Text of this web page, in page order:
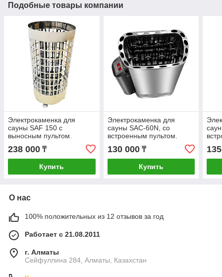
Подобные товары компании
Электрокаменка для
сауны SAF 150 c
выносным пультом.
238 000 ₸
Купить
Электрокаменка для
сауны SAC-60N, со
встроенным пультом.
130 000₸
Купить
О нас
100% положительных из 12 отзывов за год
Работает с 21.08.2011
г. Алматы
Сейфуллина 284, Алматы, Казахстан